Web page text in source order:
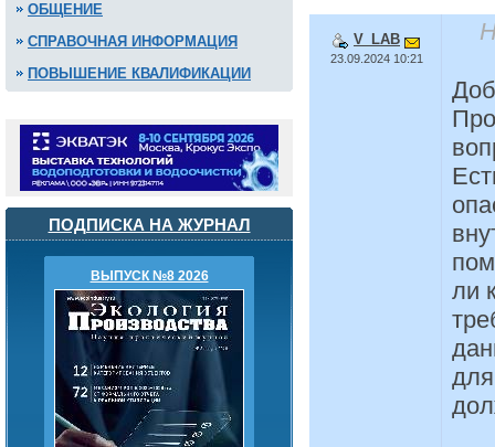
ОБЩЕНИЕ
СПРАВОЧНАЯ ИНФОРМАЦИЯ
ПОВЫШЕНИЕ КВАЛИФИКАЦИИ
ПОДПИСКА НА ЖУРНАЛ
ВЫПУСК №8 2026
V_LAB
23.09.2024 10:21
ли